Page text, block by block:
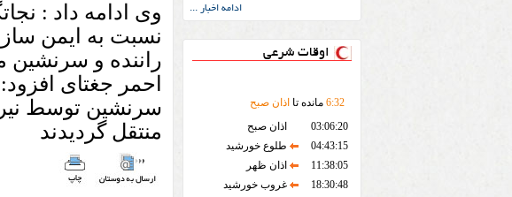
ادامه اخبار ...
اوقات شرعی
6:32 مانده تا اذان صبح
03:06:20
اذان صبح
04:43:15
طلوع خورشید
11:38:05
اذان ظهر
18:30:48
غروب خورشید
وی ادامه داد :
نسبت به ایمن
راننده و
احمر جغتای
سرنشین توسط
منتقل گردیدند